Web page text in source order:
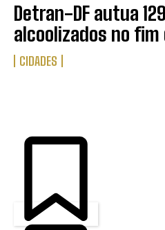
Detran-DF autua
alcoolizados no fim
CIDADES